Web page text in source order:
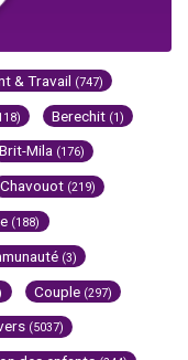
& Travail (747)
Berechit (1)
Brit-Mila (176)
Chavouot (219)
(188)
(3)
Couple (297)
(5037)